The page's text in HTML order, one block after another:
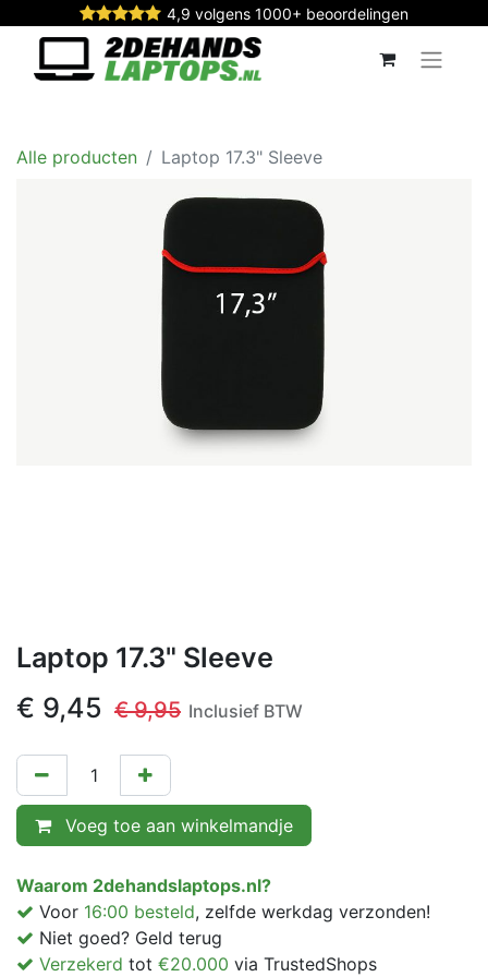
4,9 volgens 1000+ beoordelingen
Alle producten Laptop 17.3" Sleeve
Laptop 17.3" Sleeve
€ 9,45 €9,95 Inclusief BTW
Voeg toe aan winkelmandje
Waarom 2dehandslaptops.nl?
Voor 16:00 besteld, zelfde werkdag verzonden!
Niet goed? Geld terug
Verzekerd tot €20.000 via TrustedShops